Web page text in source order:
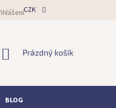
CZK
NÁKUPNÍ
Prázdný košík
BLOG